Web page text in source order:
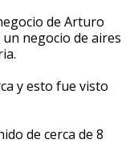
de Arturo
negocio de aires
y esto fue visto
de cerca de 8